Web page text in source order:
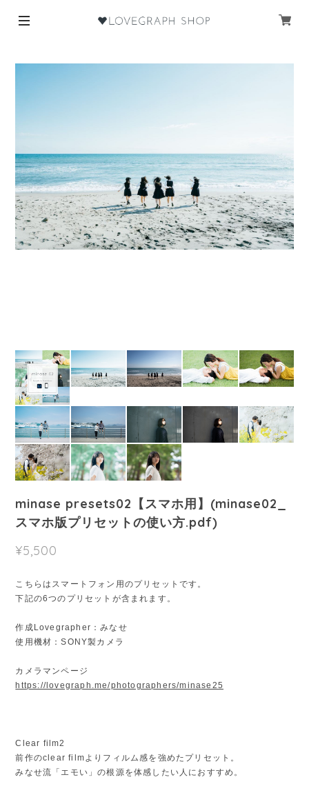
minase presets02【スマホ用】(minase02_
スマホ版プリセットの使い方.pdf)
¥5,500
こちらはスマートフォン用のプリセットです。
下記の6つのプリセットが含まれます。
作成Lovegrapher：みなせ
使用機材：SONY製カメラ
カメラマンページ
https://lovegraph.me/photographers/minase25
Clear film2
前作のclear filmよりフィルム感を強めたプリセット。
みなせ流「エモい」の根源を体感したい人におすすめ。